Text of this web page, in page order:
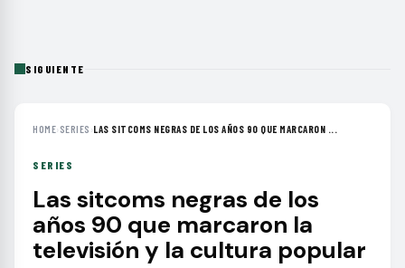
SIGUIENTE
HOME› SERIES ›LAS SITCOMS NEGRAS DE LOS AÑOS 90 QUE MARCARON ...
SERIES
Las sitcoms negras de los
años 90 que marcaron la
televisión y la cultura popular